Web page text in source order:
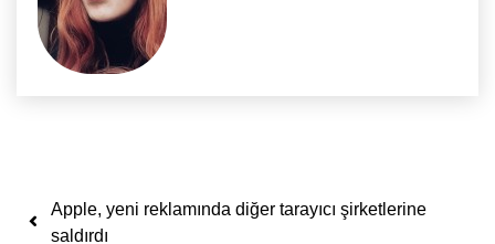
Yazı dolaşımı
Apple, yeni reklamında diğer tarayıcı şirketlerine
saldırdı